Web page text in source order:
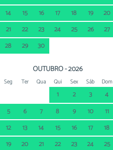
14
15 16 17 18 19
20
21
22 23 24 25 26
27
28
29 30
OUTUBRO - 2026
Seg Ter Qua Qui Sex Sáb Dom
1 2 3
4
5
6 7 8 9 10
11
12
13 14 15 16 17
18
19
20 21 22 23 24
25